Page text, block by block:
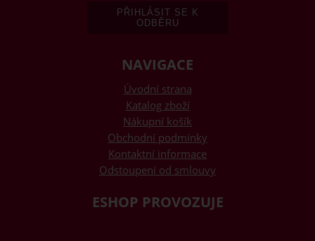
NAVIGACE
Úvodní strana
Katalog zboží
Nákupní košík
Obchodní podmínky
Kontaktní informace
Odstoupení od smlouvy
ESHOP PROVOZUJE